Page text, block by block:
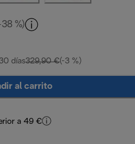
original 520,00 €
38 %)
días329,90 €(-3 %)
al carrito
a 49 €